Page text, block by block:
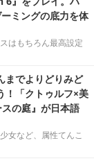
ミングの底力を体
はもちろん最高設定
までよりどりみど
！「クトゥルフ×美
の庭』が日本語
女など、属性てんこ